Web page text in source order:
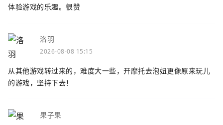
体验游戏的乐趣。很赞
洛羽
2026-08-08 15:15
从其他游戏转过来的，难度大一些，开摩托去泡妞更像原来玩儿
的游戏，坚持下去！
果子果